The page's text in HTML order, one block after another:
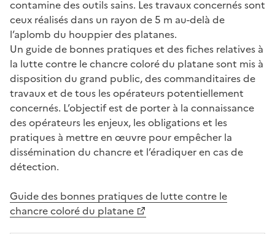
contamine des outils sains. Les travaux concernés sont
ceux réalisés dans un rayon de 5 m au-delà de
l’aplomb du houppier des platanes.
Un guide de bonnes pratiques et des fiches relatives à
la lutte contre le chancre coloré du platane sont mis à
disposition du grand public, des commanditaires de
travaux et de tous les opérateurs potentiellement
concernés. L’objectif est de porter à la connaissance
des opérateurs les enjeux, les obligations et les
pratiques à mettre en œuvre pour empêcher la
dissémination du chancre et l’éradiquer en cas de
détection.
Guide des bonnes pratiques de lutte contre le
chancre coloré du platane